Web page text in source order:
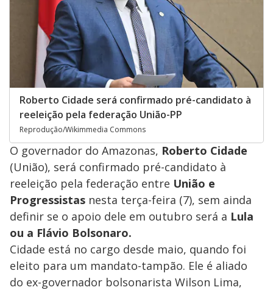
Roberto Cidade será confirmado pré-candidato à
reeleição pela federação União-PP
Reprodução/Wikimmedia Commons
O governador do Amazonas, Roberto Cidade
(União), será confirmado pré-candidato à
reeleição pela federação entre União e
Progressistas nesta terça-feira (7), sem ainda
definir se o apoio dele em outubro será a Lula
ou a Flávio Bolsonaro.
Cidade está no cargo desde maio, quando foi
eleito para um mandato-tampão. Ele é aliado
do ex-governador bolsonarista Wilson Lima,